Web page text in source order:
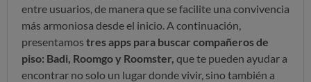
entre usuarios, de manera que se facilite una convivencia
más armoniosa desde el inicio. A continuación,
presentamos tres apps para buscar compañeros de
piso: Badi, Roomgo y Roomster, que te pueden ayudar a
encontrar no solo un lugar donde vivir, sino también a